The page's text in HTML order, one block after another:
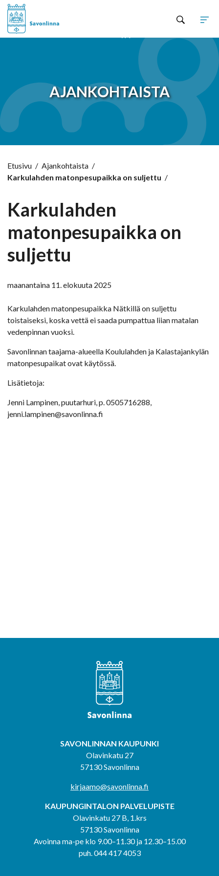
AJANKOHTAISTA
Etusivu / Ajankohtaista /
Karkulahden matonpesupaikka on suljettu /
Karkulahden
matonpesupaikka on
suljettu
maanantaina 11. elokuuta 2025
Karkulahden matonpesupaikka Nätkillä on suljettu
toistaiseksi, koska vettä ei saada pumpattua liian matalan
vedenpinnan vuoksi.
Savonlinnan taajama-alueella Koululahden ja Kalastajankylän
matonpesupaikat ovat käytössä.
Lisätietoja:
Jenni Lampinen, puutarhuri, p. 0505716288,
jenni.lampinen@savonlinna.fi
SAVONLINNAN KAUPUNKI
Olavinkatu 27
57130 Savonlinna
kirjaamo@savonlinna.fi
KAUPUNGINTALON PALVELUPISTE
Olavinkatu 27 B, 1.krs
57130 Savonlinna
Avoinna ma-pe klo 9.00–11.30 ja 12.30–15.00
puh. 044 417 4053